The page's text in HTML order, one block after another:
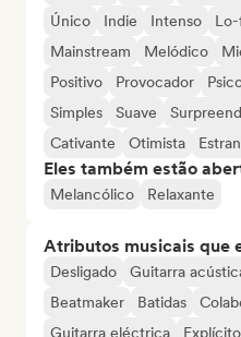
Único
Indie Intenso
Mainstream
Melódico
Positivo
Provocador
Simples
Suave
Cativante
Otimista
Eles também estão
Melancólico Relaxante
Atributos musicais que
Desligado Guitarra
Beatmaker
Batidas
Guitarra eléctrica
Explícito